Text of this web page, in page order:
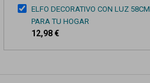
ELFO DECORATIVO CON LUZ
PARA TU HOGAR
12,98 €